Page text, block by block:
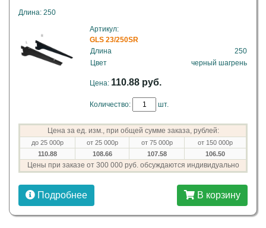
Длина: 250
Артикул:
GLS 23/250SR
Длина
250
Цвет
черный шагрень
Цена: 110.88 руб.
Количество: шт.
Цена за ед. изм., при общей сумме заказа, рублей:
до 25 000р от 25 000р от 75 000р
от 150 000р
110.88
108.66 107.58 106.50
Цены при заказе от 300 000 руб. обсуждаются индивидуально
Подробнее В корзину